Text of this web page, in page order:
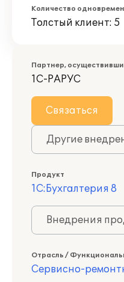
Количество
Толстый клиент: 5
Партнер,
1С-РАРУС
Связаться
Другие
Продукт
1С:Бухгалтерия 8
Внедрения
Отрасль /
Сервисно-